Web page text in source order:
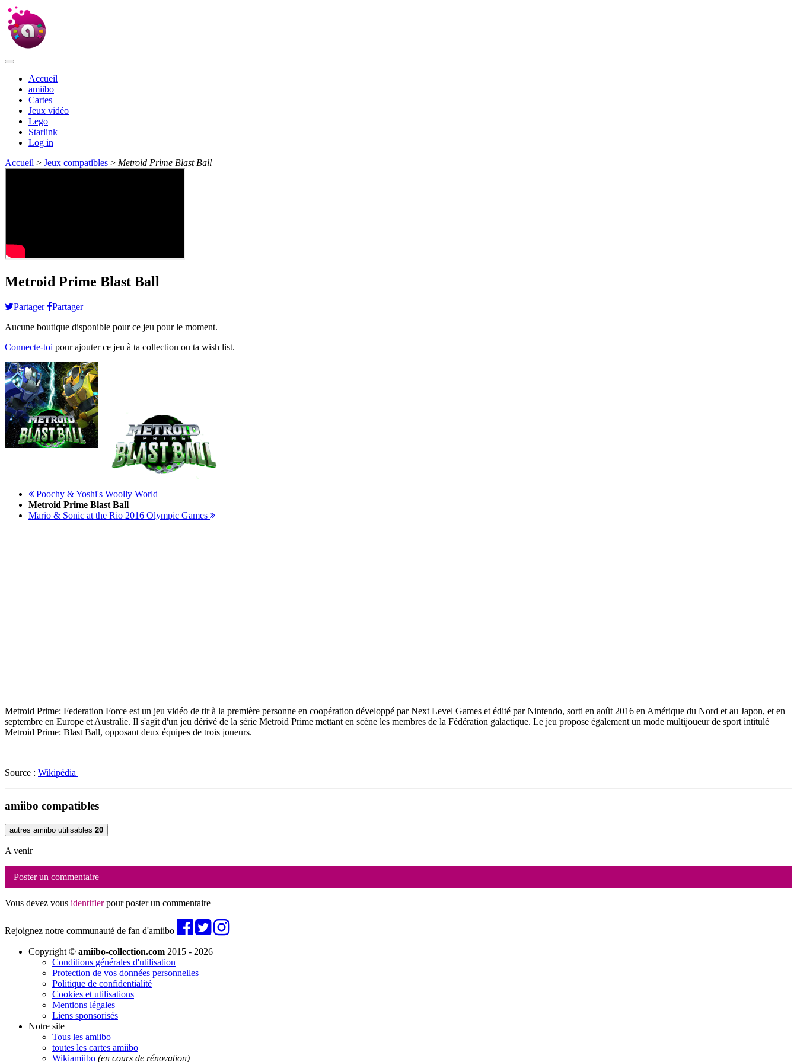
Accueil
amiibo
Cartes
Jeux vidéo
Lego
Starlink
Log in
Accueil > Jeux compatibles > Metroid Prime Blast Ball
Metroid Prime Blast Ball
Partager
Partager
Aucune boutique disponible pour ce jeu pour le moment.
Connecte-toi pour ajouter ce jeu à ta collection ou ta wish list.
Poochy & Yoshi's Woolly World
Metroid Prime Blast Ball
Mario & Sonic at the Rio 2016 Olympic Games
Metroid Prime: Federation Force est un jeu vidéo de tir à la première personne en coopération développé par Next Level Games et édité par Nintendo, sorti en août 2016 en Amérique du Nord et au Japon, et en
septembre en Europe et Australie. Il s'agit d'un jeu dérivé de la série Metroid Prime mettant en scène les membres de la Fédération galactique. Le jeu propose également un mode multijoueur de sport intitulé
Metroid Prime: Blast Ball, opposant deux équipes de trois joueurs.
Source : Wikipédia
amiibo compatibles
autres amiibo utilisables 20
A venir
Poster un commentaire
Vous devez vous identifierpour poster un commentaire
Rejoignez notre communauté de fan d'amiibo
Copyright © amiibo-collection.com 2015 - 2026
Conditions générales d'utilisation
Protection de vos données personnelles
Politique de confidentialité
Cookies et utilisations
Mentions légales
Liens sponsorisés
Notre site
Tous les amiibo
toutes les cartes amiibo
Wikiamiibo (en cours de rénovation)